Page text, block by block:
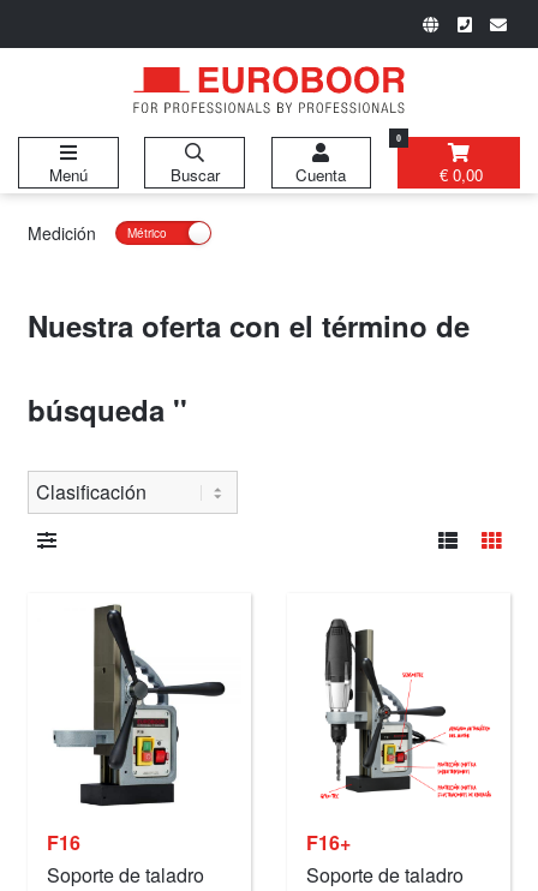
Menú Buscar Cuenta
0
€ 0,00
Medición
Nuestra oferta con el término de
búsqueda ''
F16
Soporte de taladro
F16+
Soporte de taladro